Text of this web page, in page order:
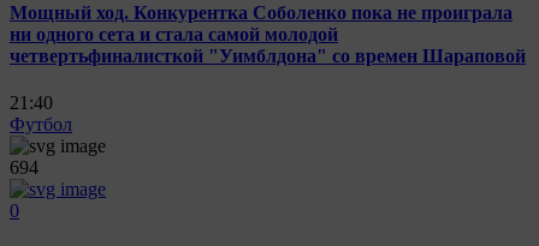
Мощный ход. Конкурентка Соболенко пока не проиграла
ни одного сета и стала самой молодой
четвертьфиналисткой "Уимблдона" со времен Шараповой
21:40
Футбол
694
0